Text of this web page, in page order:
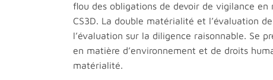
flou des obligations de devoir de vigilance
CS3D. La double matérialité et l’évaluation
l’évaluation sur la diligence raisonnable. Se
en matière d’environnement et de droits
matérialité.